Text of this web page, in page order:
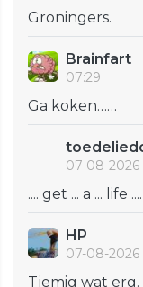
Groningers.
Brainfart
07:29
Ga koken……
07-08-2026
.... get ... a ... life ....
HP
07-08-2026
Tjemig wat